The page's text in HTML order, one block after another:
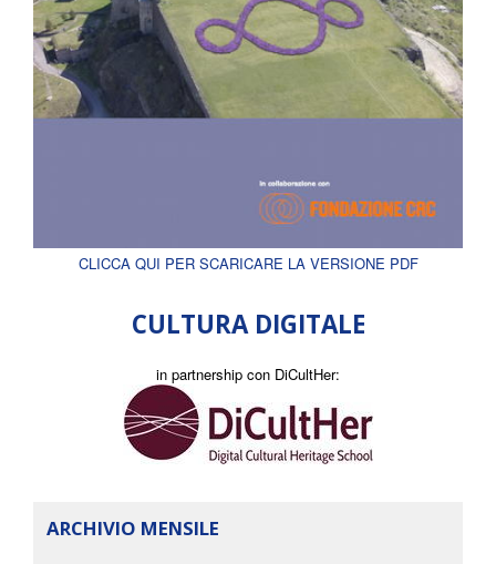
CLICCA QUI PER SCARICARE LA VERSIONE PDF
CULTURA DIGITALE
in partnership con DiCultHer:
ARCHIVIO MENSILE